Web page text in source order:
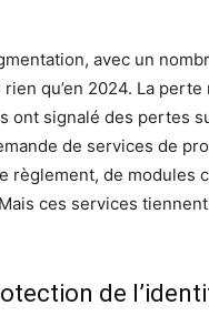
avec un
qu’en 2024. La
ont signalé des pertes
de services de
règlement, de modules
ces services
de